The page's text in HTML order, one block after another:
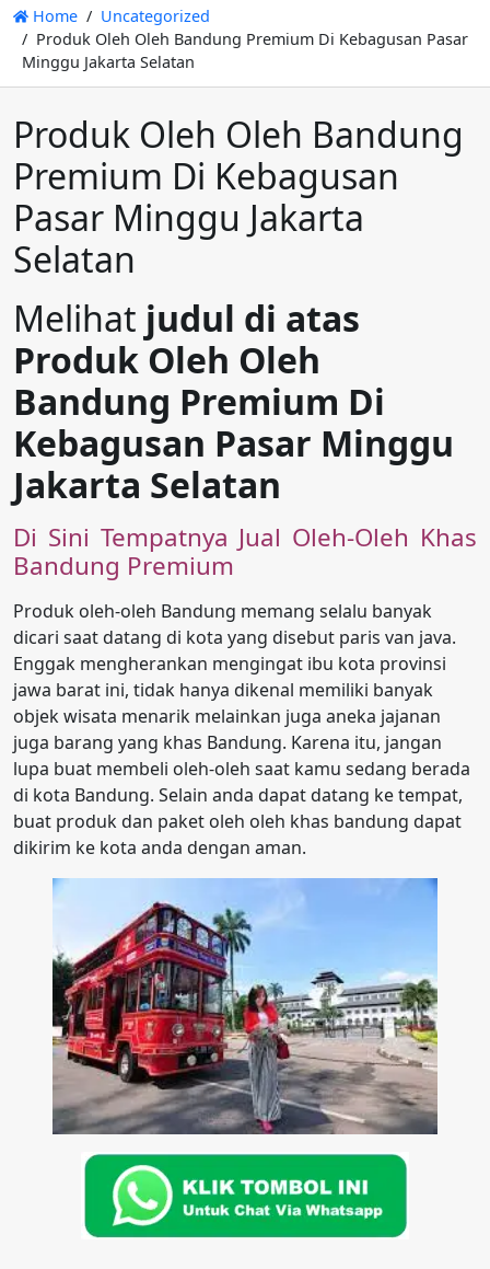
Home
Uncategorized
Produk Oleh Oleh Bandung Premium Di Kebagusan Pasar
Minggu Jakarta Selatan
Produk Oleh Oleh Bandung
Premium Di Kebagusan
Pasar Minggu Jakarta
Selatan
Melihat judul di atas
Produk Oleh Oleh
Bandung Premium Di
Kebagusan Pasar Minggu
Jakarta Selatan
Di Sini Tempatnya Jual Oleh-Oleh Khas
Bandung Premium
Produk oleh-oleh Bandung memang selalu banyak
dicari saat datang di kota yang disebut paris van java.
Enggak mengherankan mengingat ibu kota provinsi
jawa barat ini, tidak hanya dikenal memiliki banyak
objek wisata menarik melainkan juga aneka jajanan
juga barang yang khas Bandung. Karena itu, jangan
lupa buat membeli oleh-oleh saat kamu sedang berada
di kota Bandung. Selain anda dapat datang ke tempat,
buat produk dan paket oleh oleh khas bandung dapat
dikirim ke kota anda dengan aman.